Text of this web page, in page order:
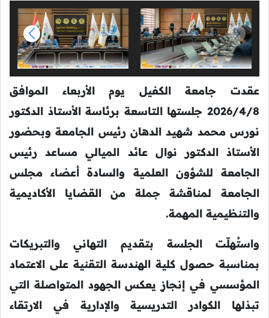
عقدت جامعة الكفيل يوم الأربعاء الموافق
2026/4/8 جلستها التاسعة برئاسة الأستاذ الدكتور
نورس محمد شهيد الدهان رئيس الجامعة وبحضور
الأستاذ الدكتور نوال عائد الميالي مساعد رئيس
الجامعة للشؤون العلمية والسادة أعضاء مجلس
الجامعة لمناقشة جملة من القضايا الأكاديمية
والتنظيمية المهمة.
واستُهلّت الجلسة بتقديم التهاني والتبريكات
بمناسبة حصول كلية الهندسة التقنية على الاعتماد
المؤسسي في إنجازٍ يعكس الجهود المتواصلة التي
تبذلها الكوادر التدريسية والإدارية في الارتقاء